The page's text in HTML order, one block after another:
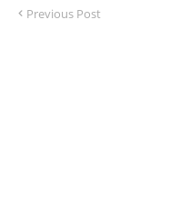
Previous Post